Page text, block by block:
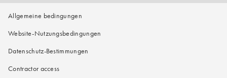
Allgemeine bedingungen
Website-Nutzungsbedingungen
Datenschutz-Bestimmungen
Contractor access